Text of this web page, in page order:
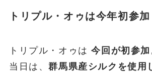
トリプル・オゥは今年初参加
トリプル・オゥは今回が初参加
当日は、群馬県産シルクを使用